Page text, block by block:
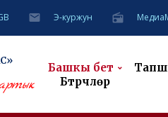
Э-куржун
Башкы бет
Бүтүрүүчүлөр